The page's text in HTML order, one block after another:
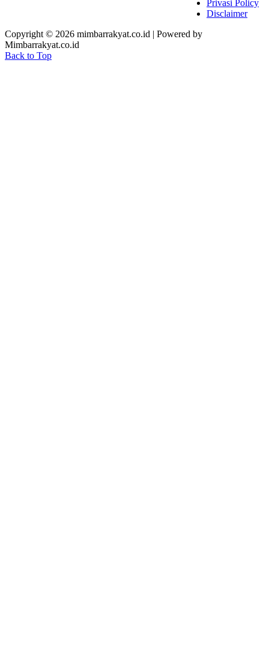
Privasi Policy
Disclaimer
Copyright © 2026 mimbarrakyat.co.id | Powered by
Mimbarrakyat.co.id
Back to Top